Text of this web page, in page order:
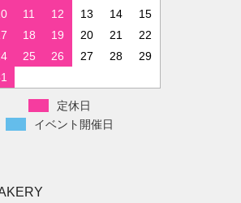
11 12 13 14
15
18 19 20 21
22
25 26 27 28
29
定休日
イベント開催日